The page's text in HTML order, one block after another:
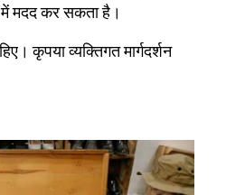
में मदद कर सकता है।
कृपया व्यक्तिगत मार्गदर्शन